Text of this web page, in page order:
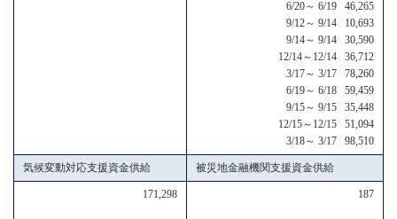
6/20～ 6/19 46,265
9/12～ 9/14 10,693
9/14～ 9/14 30,590
12/14～12/14 36,712
3/17～ 3/17 78,260
6/19～ 6/18 59,459
9/15～ 9/15 35,448
12/15～12/15 51,094
3/18～ 3/17 98,510
気候変動対応支援資金供給 被災地金融機関支援資金供給
171,298 187